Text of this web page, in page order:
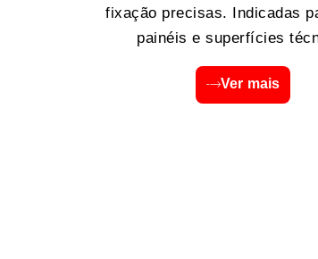
fixação precisas. Indicadas
painéis e superfícies
Ver mais